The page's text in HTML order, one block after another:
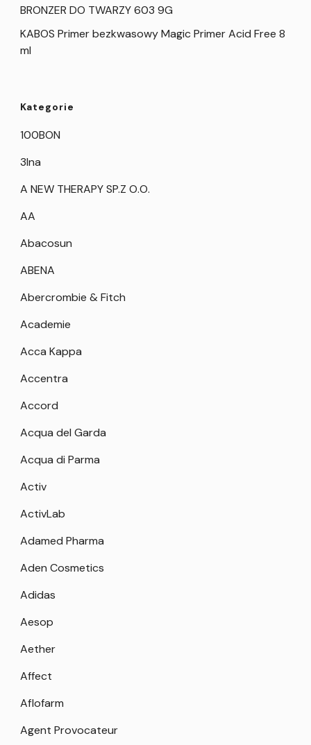
BRONZER DO TWARZY 603 9G
KABOS Primer bezkwasowy Magic Primer Acid Free 8
ml
Kategorie
100BON
3Ina
A NEW THERAPY SP.Z O.O.
AA
Abacosun
ABENA
Abercrombie & Fitch
Academie
Acca Kappa
Accentra
Accord
Acqua del Garda
Acqua di Parma
Activ
ActivLab
Adamed Pharma
Aden Cosmetics
Adidas
Aesop
Aether
Affect
Aflofarm
Agent Provocateur